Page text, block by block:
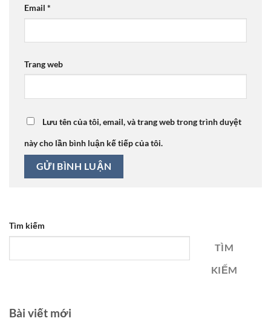
Email *
Trang web
Lưu tên của tôi, email, và trang web trong trình duyệt
này cho lần bình luận kế tiếp của tôi.
Tìm kiếm
TÌM
KIẾM
Bài viết mới